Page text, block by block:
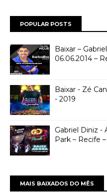
POPULAR POSTS
Baixar –
06.06.2014 –
Baixar - Zé
- 2019
Gabriel Diniz -
Park – Recife
MAIS BAIXADOS DO MÊS